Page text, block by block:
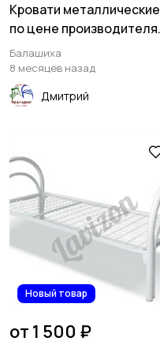
Кровати металлические
по цене производителя
мелким оптом
Балашиха
8 месяцев назад
Дмитрий
Новый товар
от 1 500 ₽